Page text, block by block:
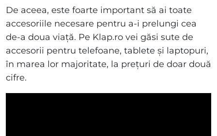
De aceea, este foarte important să ai toate
accesoriile necesare pentru a-i prelungi cea
de-a doua viață. Pe Klap.ro vei găsi sute de
accesorii pentru telefoane, tablete și laptopuri,
în marea lor majoritate, la prețuri de doar două
cifre.